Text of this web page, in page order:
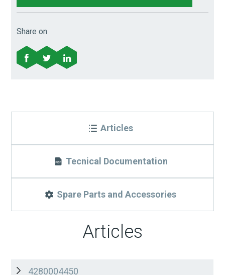
Share on
Articles
Tecnical Documentation
Spare Parts and Accessories
Articles
4280004450